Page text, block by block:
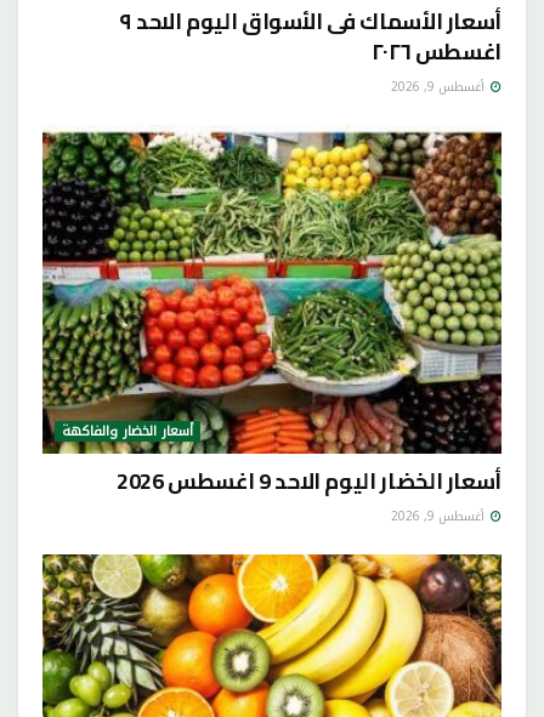
أسعار الأسماك فى الأسواق اليوم الاحد ٩
اغسطس ٢٠٢٦
أغسطس 9, 2026
أسعار الخضار والفاكهة
أسعار الخضار اليوم الاحد 9 اغسطس 2026
أغسطس 9, 2026